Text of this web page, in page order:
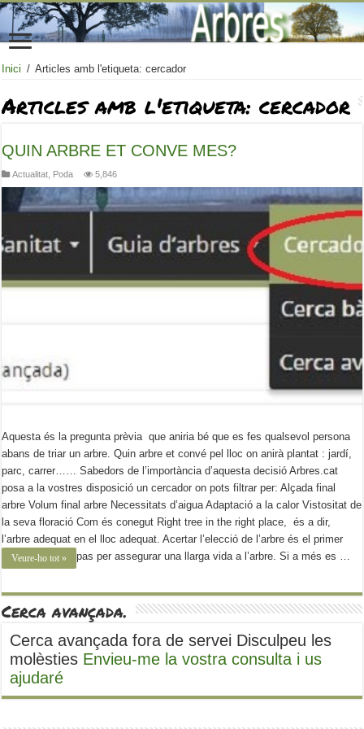
Inici / Articles amb l'etiqueta: cercador
Articles amb l'etiqueta:cercador
QUIN ARBRE ET CONVE MES?
Actualitat Poda 5,846
Aquesta és la pregunta prèvia que aniria bé que es fes qualsevol persona
abans de triar un arbre. Quin arbre et convé pel lloc on anirà plantat : jardí,
parc, carrer…… Sabedors de l’importància d’aquesta decisió Arbres.cat
posa a la vostres disposició un cercador on pots filtrar per: Alçada final
arbre Volum final arbre Necessitats d’aigua Adaptació a la calor Vistositat de
la seva floració Com és conegut Right tree in the right place, és a dir,
l’arbre adequat en el lloc adequat. Acertar l’elecció de l’arbre és el primer
pas per assegurar una llarga vida a l’arbre. Si a més es …
Veure-ho tot »
Cerca avançada.
Cerca avançada fora de servei Disculpeu les
molèsties Envieu-me la vostra consulta i us
ajudaré